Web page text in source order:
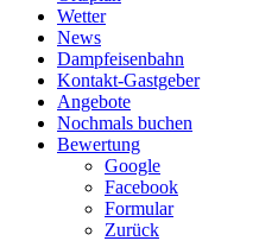
Wetter
News
Dampfeisenbahn
Kontakt-Gastgeber
Angebote
Nochmals buchen
Bewertung
Google
Facebook
Formular
Zurück